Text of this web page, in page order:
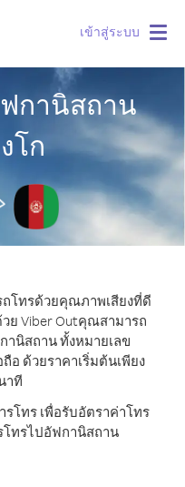
เข้าสู่ระบบ
กานิสถาน
โก
โทรด้วยคุณภาพเสียงที่ดี
ย Viber Outคุณสามารถ
านิสถาน ทั้งหมายเลข
ด้วยราคาเริ่มต้นเพียง
าที
โทร เพื่อรับอัตราค่าโทร
ทรไปอัฟกานิสถาน